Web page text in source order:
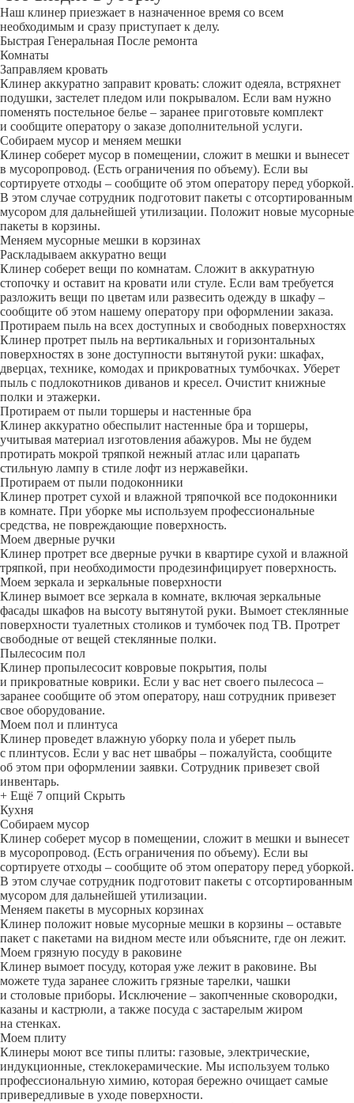
Наш клинер приезжает в назначенное время со всем
необходимым и сразу приступает к делу.
Быстрая Генеральная После ремонта
Комнаты
Заправляем кровать
Клинер аккуратно заправит кровать: сложит одеяла, встряхнет
подушки, застелет пледом или покрывалом. Если вам нужно
поменять постельное белье – заранее приготовьте комплект
и сообщите оператору о заказе дополнительной услуги.
Собираем мусор и меняем мешки
Клинер соберет мусор в помещении, сложит в мешки и вынесет
в мусоропровод. (Есть ограничения по объему). Если вы
сортируете отходы – сообщите об этом оператору перед уборкой.
В этом случае сотрудник подготовит пакеты с отсортированным
мусором для дальнейшей утилизации. Положит новые мусорные
пакеты в корзины.
Меняем мусорные мешки в корзинах
Раскладываем аккуратно вещи
Клинер соберет вещи по комнатам. Сложит в аккуратную
стопочку и оставит на кровати или стуле. Если вам требуется
разложить вещи по цветам или развесить одежду в шкафу –
сообщите об этом нашему оператору при оформлении заказа.
Протираем пыль на всех доступных и свободных поверхностях
Клинер протрет пыль на вертикальных и горизонтальных
поверхностях в зоне доступности вытянутой руки: шкафах,
дверцах, технике, комодах и прикроватных тумбочках. Уберет
пыль с подлокотников диванов и кресел. Очистит книжные
полки и этажерки.
Протираем от пыли торшеры и настенные бра
Клинер аккуратно обеспылит настенные бра и торшеры,
учитывая материал изготовления абажуров. Мы не будем
протирать мокрой тряпкой нежный атлас или царапать
стильную лампу в стиле лофт из нержавейки.
Протираем от пыли подоконники
Клинер протрет сухой и влажной тряпочкой все подоконники
в комнате. При уборке мы используем профессиональные
средства, не повреждающие поверхность.
Моем дверные ручки
Клинер протрет все дверные ручки в квартире сухой и влажной
тряпкой, при необходимости продезинфицирует поверхность.
Моем зеркала и зеркальные поверхности
Клинер вымоет все зеркала в комнате, включая зеркальные
фасады шкафов на высоту вытянутой руки. Вымоет стеклянные
поверхности туалетных столиков и тумбочек под ТВ. Протрет
свободные от вещей стеклянные полки.
Пылесосим пол
Клинер пропылесосит ковровые покрытия, полы
и прикроватные коврики. Если у вас нет своего пылесоса –
заранее сообщите об этом оператору, наш сотрудник привезет
свое оборудование.
Моем пол и плинтуса
Клинер проведет влажную уборку пола и уберет пыль
с плинтусов. Если у вас нет швабры – пожалуйста, сообщите
об этом при оформлении заявки. Сотрудник привезет свой
инвентарь.
+ Ещё 7 опций Скрыть
Кухня
Собираем мусор
Клинер соберет мусор в помещении, сложит в мешки и вынесет
в мусоропровод. (Есть ограничения по объему). Если вы
сортируете отходы – сообщите об этом оператору перед уборкой.
В этом случае сотрудник подготовит пакеты с отсортированным
мусором для дальнейшей утилизации.
Меняем пакеты в мусорных корзинах
Клинер положит новые мусорные мешки в корзины – оставьте
пакет с пакетами на видном месте или объясните, где он лежит.
Моем грязную посуду в раковине
Клинер вымоет посуду, которая уже лежит в раковине. Вы
можете туда заранее сложить грязные тарелки, чашки
и столовые приборы. Исключение – закопченные сковородки,
казаны и кастрюли, а также посуда с застарелым жиром
на стенках.
Моем плиту
Клинеры моют все типы плиты: газовые, электрические,
индукционные, стеклокерамические. Мы используем только
профессиональную химию, которая бережно очищает самые
привередливые в уходе поверхности.